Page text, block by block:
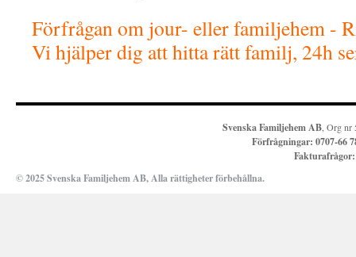
Förfrågan om jour- eller familjehem -
Vi hjälper dig att hitta rätt familj, 24h
Svenska Familjehem AB, Org nr
Förfrågningar: 0707-66
© 2025 Svenska Familjehem AB, Alla rättigheter förbehållna.